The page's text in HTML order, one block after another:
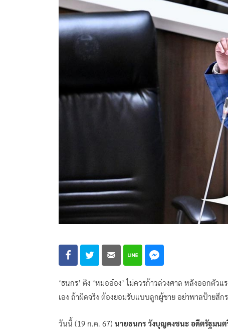
‘ธนกร’ ติง ‘หมออ๋อง’ ไม่ควรก้าวล่วงศาล หลังออกตั
เอง ถ้าผิดจริง ต้องยอมรับแบบลูกผู้ชาย อย่าพาลป้ายสีก
วันนี้ (19 ก.ค. 67) นายธนกร วังบุญคงชนะ อดีตรัฐมน